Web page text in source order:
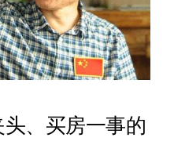
、买房一事的